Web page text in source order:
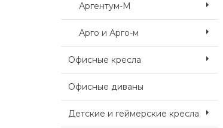
Аргентум-М
Арго и Арго-м
Офисные кресла
Офисные диваны
Детские и геймерские кресла